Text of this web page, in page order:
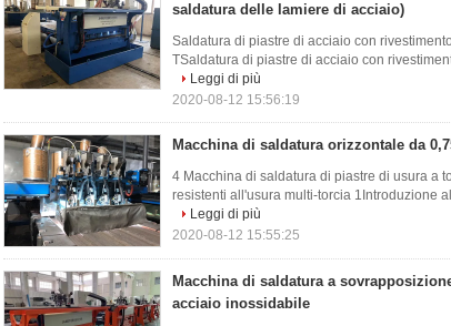
saldatura delle lamiere di acciaio)
Saldatura di piastre di acciaio con
TSaldatura di piastre di acciaio con
Leggi di più
2020-08-12 15:56:19
Macchina di saldatura orizzontale da
4 Macchina di saldatura di piastre di usura a
resistenti all'usura multi-torcia 1Introduzione
Leggi di più
2020-08-12 15:55:25
Macchina di saldatura a
acciaio inossidabile